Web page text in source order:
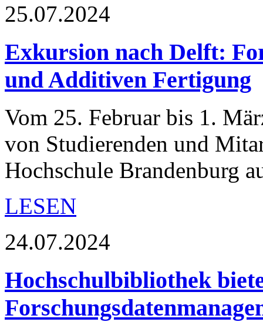
25.07.2024
Exkursion nach Delft:
und Additiven Fertigung
Vom 25. Februar bis 1.
von Studierenden und
Hochschule Brandenburg
LESEN
24.07.2024
Hochschulbibliothek